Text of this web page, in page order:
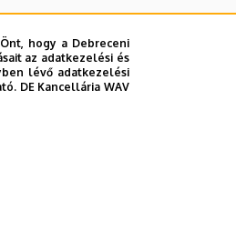
hogy a Debreceni
az adatkezelési és
lévő adatkezelési
DE Kancellária WAV